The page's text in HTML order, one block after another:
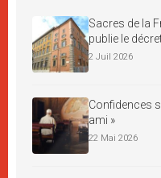
Sacres de la
publie le
2 Juil 2026
Confidences
ami »
22 Mai 2026